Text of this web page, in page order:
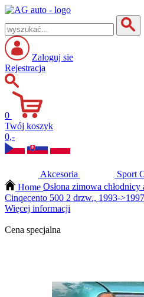
Zaloguj sie
Rejestracja
0
Twój koszyk
0,-
Akcesoria Sport
Home Osłona zimowa chłodnicy
Cinqecento 500 2 drzw., 1993-
Więcej informacji
Cena specjalna